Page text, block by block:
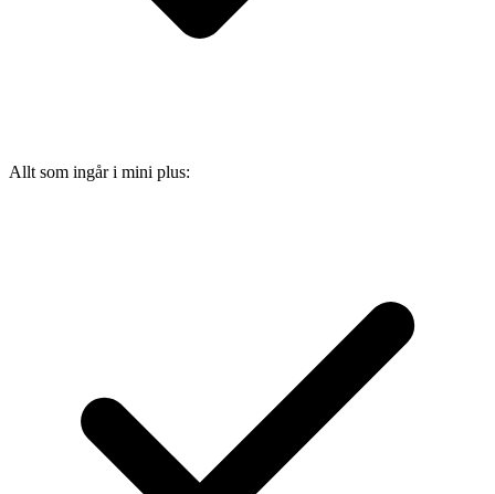
Allt som ingår i mini plus: